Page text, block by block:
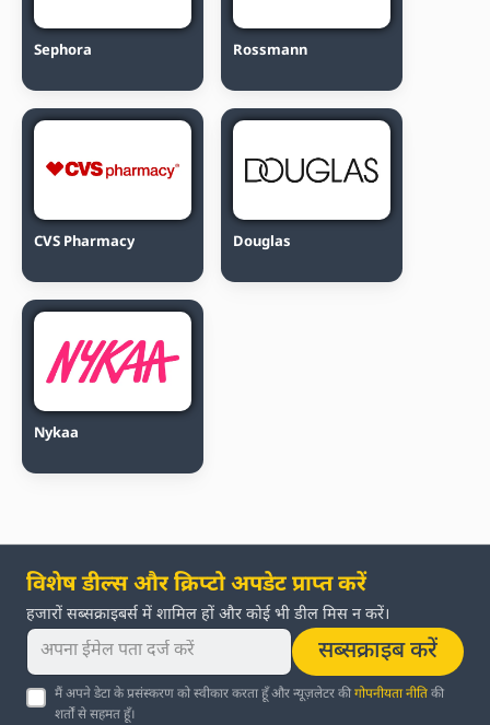
Sephora Rossmann
CVS Pharmacy Douglas
Nykaa
विशेष डील्स और क्रिप्टो अपडेट प्राप्त करें
हजारों सब्सक्राइबर्स में शामिल हों और कोई भी डील मिस न करें।
सब्सक्राइब करें
मैं अपने डेटा के प्रसंस्करण को स्वीकार करता हूँ और न्यूज़लेटर कीगोपनीयता नीतिकी
शर्तों से सहमत हूँ।